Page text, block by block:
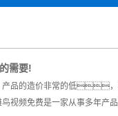
需要!
产品的造价非常的低
视频免费是一家从事多